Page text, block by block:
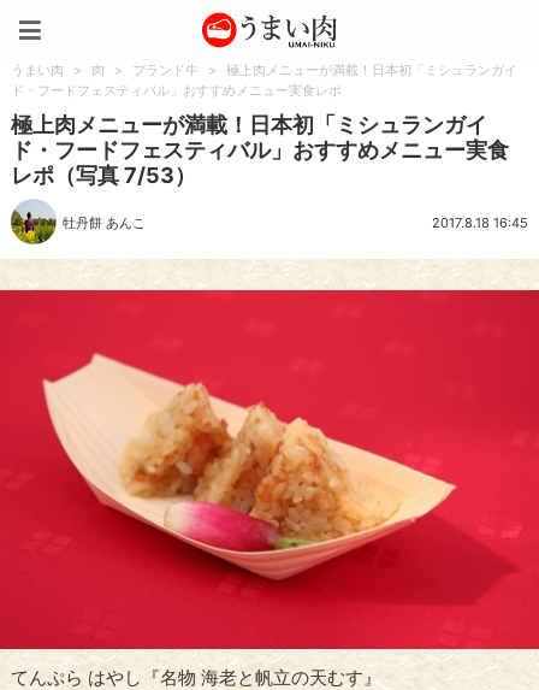
うまい肉 > 肉 > ブランド牛 >
極上肉メニューが満載！日本初「ミシュランガイ
ド・フードフェスティバル」おすすめメニュー実食レポ
極上肉メニューが満載！日本初「ミシュランガイ
ド・フードフェスティバル」おすすめメニュー実食
レポ（写真 7/53）
牡丹餅 あんこ 2017.8.18 16:45
てんぷら はやし『名物 海老と帆立の天むす』